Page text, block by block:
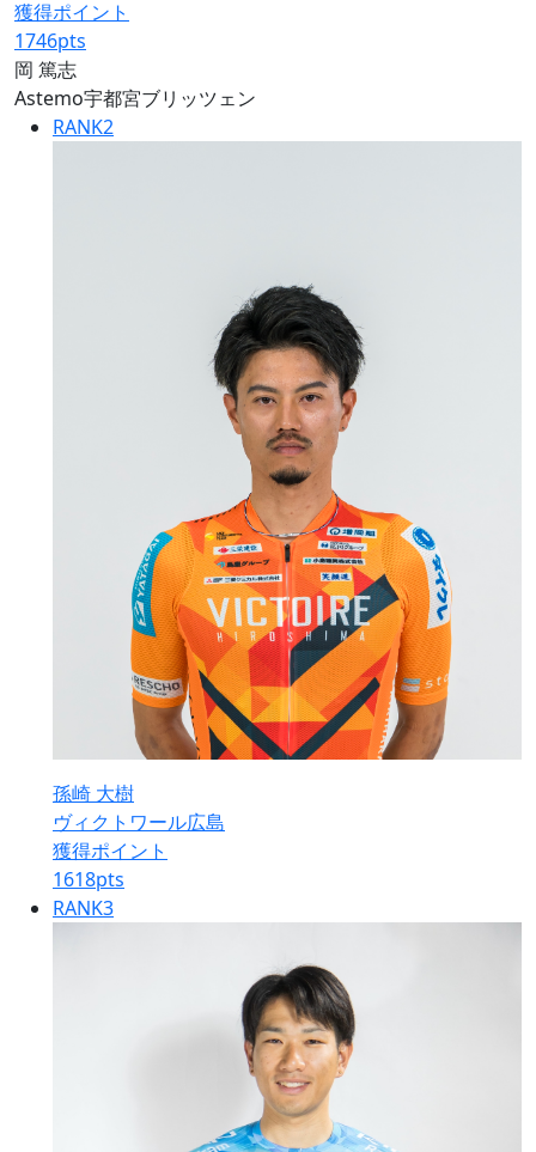
獲得ポイント
1746pts
岡 篤志
Astemo宇都宮ブリッツェン
RANK2
孫崎 大樹
ヴィクトワール広島
獲得ポイント
1618pts
RANK3